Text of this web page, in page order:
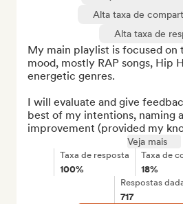
Alta taxa de
Alta taxa de
My main playlist is focused on
mood, mostly RAP songs, Hip
energetic genres.
I will evaluate and give
best of my intentions, naming
improvement (provided my
Veja mais
Taxa de resposta
100%
Taxa de
18%
Respostas
717